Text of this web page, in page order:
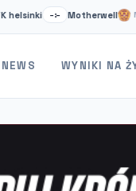
–:– Motherwell NS
NEWS WYNIKI NA